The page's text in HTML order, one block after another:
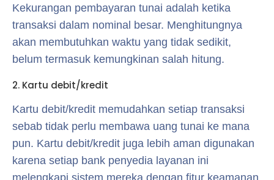
Kekurangan pembayaran tunai adalah ketika
transaksi dalam nominal besar. Menghitungnya
akan membutuhkan waktu yang tidak sedikit,
belum termasuk kemungkinan salah hitung.
2. Kartu debit/kredit
Kartu debit/kredit memudahkan setiap transaksi
sebab tidak perlu membawa uang tunai ke mana
pun. Kartu debit/kredit juga lebih aman digunakan
karena setiap bank penyedia layanan ini
melengkapi sistem mereka dengan fitur keamanan